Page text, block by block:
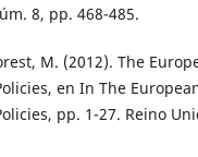
8, pp. 468-485.
M. (2012). The
en In The
pp. 1-27. Reino